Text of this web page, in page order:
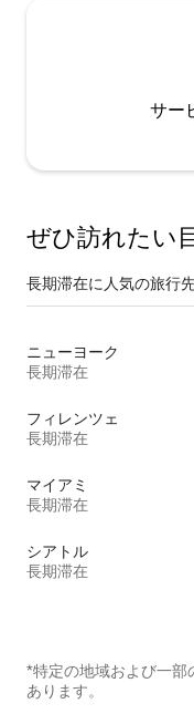
サー
ぜひ訪⁠れ⁠た⁠い
長期滞在に人気の旅行
ニューヨーク
長期滞在
フィレンツェ
長期滞在
マイアミ
長期滞在
シアトル
長期滞在
*特定の地域および一部
あります。